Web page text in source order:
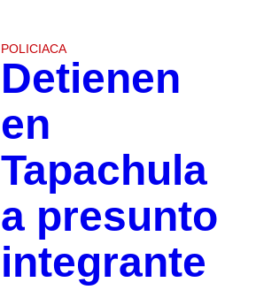
POLICIACA
Detienen
en
Tapachula
a presunto
integrante